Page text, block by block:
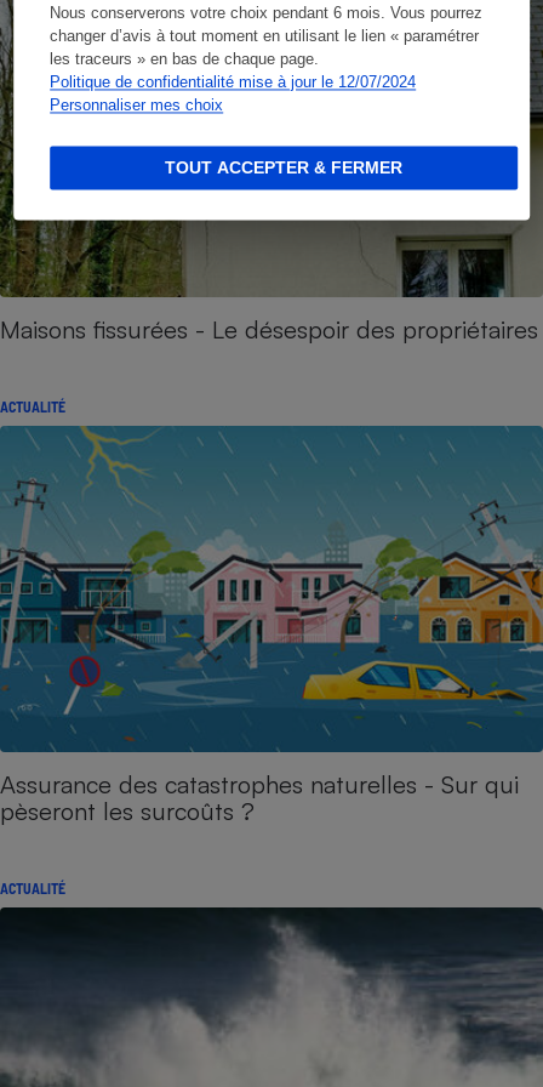
Nous conserverons votre choix pendant 6 mois. Vous pourrez
changer d’avis à tout moment en utilisant le lien « paramétrer
les traceurs » en bas de chaque page.
Politique de confidentialité mise à jour le 12/07/2024
Personnaliser mes choix
TOUT ACCEPTER & FERMER
Maisons fissurées - Le désespoir des propriétaires
ACTUALITÉ
Assurance des catastrophes naturelles - Sur qui
pèseront les surcoûts ?
ACTUALITÉ